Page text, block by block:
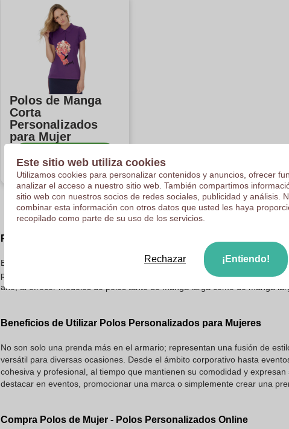
Polos de Manga
Corta
Personalizados
para Mujer
espectáculos
Polos de Manga Larga Personalizados para Mujer
En el mundo de la moda y la personalización, ocupan un lugar especial.
plataforma única para expresar individualidad, profesionalidad o
año, al ofrecer modelos de polos tanto de manga larga como de manga
Beneficios de Utilizar Polos Personalizados para Mujeres
No son solo una prenda más en el armario; representan una fusión de
versátil para diversas ocasiones. Desde el ámbito corporativo hasta
cohesiva y profesional, al tiempo que mantienen su comodidad y
destacar en eventos, promocionar una marca o simplemente crear una
Compra Polos de Mujer - Polos Personalizados Online
Este sitio web utiliza cookies
Utilizamos cookies para personalizar contenidos y anuncios, ofrecer
analizar el acceso a nuestro sitio web. También compartimos
sitio web con nuestros socios de redes sociales, publicidad y análisis.
combinar esta información con otros datos que usted les haya
recopilado como parte de su uso de los servicios.
Rechazar ¡Entiendo!